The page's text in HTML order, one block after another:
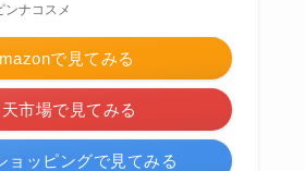
ンナコスメ
で見てみる
市場で見てみる
ョッピングで見てみる